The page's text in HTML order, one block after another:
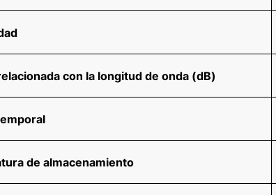
con la longitud de onda (dB)
de almacenamiento